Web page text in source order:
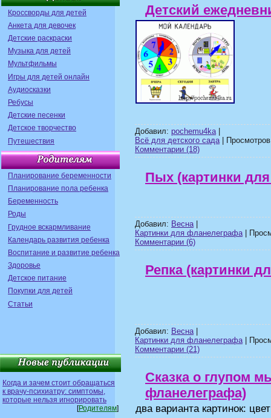
Кроссворды для детей
Анкета для девочек
Детские раскраски
Музыка для детей
Мультфильмы
Игры для детей онлайн
Аудиосказки
Ребусы
Детские песенки
Детское творчество
Путешествия
Планирование беременности
Планирование пола ребенка
Беременность
Роды
Грудное вскармливание
Календарь развития ребенка
Воспитание и развитие ребенка
Здоровье
Детское питание
Покупки для детей
Статьи
Когда и зачем стоит обращаться
к врачу-психиатру: симптомы,
которые нельзя игнорировать
[Родителям]
Детский
Добавил: pochemu4ka|
Всё для детского сада|
Комментарии (18)
Пых (картинки
Добавил: Весна|
Картинки для фланелеграфа|
Комментарии (6)
Репка (картинки
Добавил: Весна|
Картинки для фланелеграфа|
Комментарии (21)
Сказка о глупом
фланелеграфа)
два варианта картинок: